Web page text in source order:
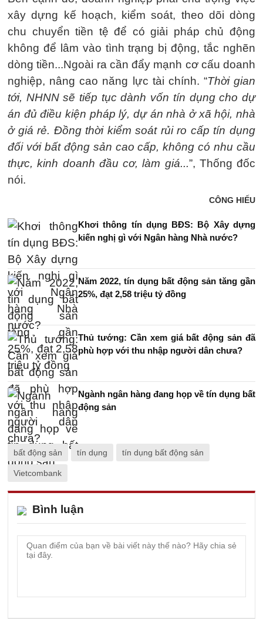
xây dựng kế hoạch, kiểm soát, theo dõi dòng
chu chuyển tiền tệ để có giải pháp chủ động
không để lâm vào tình trạng bị động, tắc nghẽn
dòng tiền...Ngoài ra cần đẩy mạnh cơ cấu doanh
nghiệp, nâng cao năng lực tài chính. “Thời gian
tới, NHNN sẽ tiếp tục dành vốn tín dụng cho dự
án đủ điều kiện pháp lý, dự án nhà ở xã hội, nhà
ở giá rẻ. Đồng thời kiểm soát rủi ro cấp tín dụng
đối với bất động sản cao cấp, không có nhu cầu
thực, kinh doanh đầu cơ, làm giá...”, Thống đốc
nói.
CÔNG HIẾU
Khơi thông tín dụng BĐS: Bộ Xây dựng
kiến nghị gì với Ngân hàng Nhà nước?
Năm 2022, tín dụng bất động sản tăng gần
25%, đạt 2,58 triệu tỷ đồng
Thủ tướng: Cần xem giá bất động sản đã
phù hợp với thu nhập người dân chưa?
Ngành ngân hàng đang họp về tín dụng bất
động sản
bất động sản tín dụng tín dụng bất động sản
Vietcombank
Bình luận